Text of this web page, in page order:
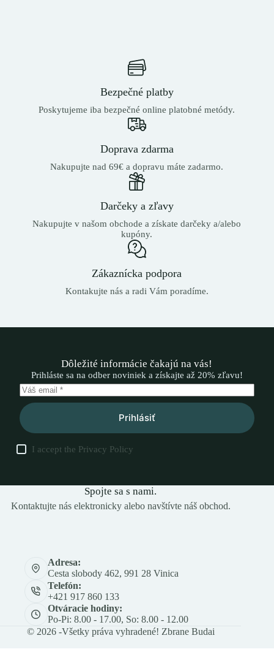
Bezpečné platby
Poskytujeme iba bezpečné online platobné metódy.
Doprava zdarma
Nakupujte nad 69€ a dopravu máte zadarmo.
Darčeky a zľavy
Nakupujte v našom obchode a získate darčeky a/alebo
kupóny.
Zákaznícka podpora
Kontakujte nás a radi Vám poradíme.
Dôležité informácie čakajú na vás!
Prihláste sa na odber noviniek a získajte až 20% zľavu!
Prihlásiť
I accept the Privacy Policy
Spojte sa s nami.
Kontaktujte nás elektronicky alebo navštívte náš obchod.
Adresa:
Cesta slobody 462, 991 28 Vinica
Telefón:
+421 917 860 133
Otváracie hodiny:
Po-Pi: 8.00 - 17.00, So: 8.00 - 12.00
© 2026 -Všetky práva vyhradené! Zbrane Budai